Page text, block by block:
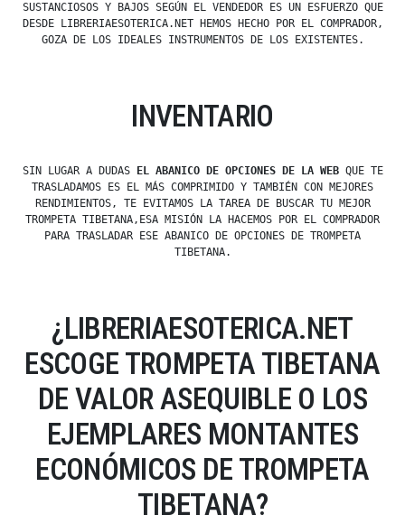
SUSTANCIOSOS Y BAJOS SEGÚN EL VENDEDOR ES UN ESFUERZO QUE
DESDE LIBRERIAESOTERICA.NET HEMOS HECHO POR EL COMPRADOR,
GOZA DE LOS IDEALES INSTRUMENTOS DE LOS EXISTENTES.
INVENTARIO
SIN LUGAR A DUDAS EL ABANICO DE OPCIONES DE LA WEBQUE TE
TRASLADAMOS ES EL MÁS COMPRIMIDO Y TAMBIÉN CON MEJORES
RENDIMIENTOS, TE EVITAMOS LA TAREA DE BUSCAR TU MEJOR
TROMPETA TIBETANA,ESA MISIÓN LA HACEMOS POR EL COMPRADOR
PARA TRASLADAR ESE ABANICO DE OPCIONES DE TROMPETA
TIBETANA.
¿LIBRERIAESOTERICA.NET
ESCOGE TROMPETA TIBETANA
DE VALOR ASEQUIBLE O LOS
EJEMPLARES MONTANTES
ECONÓMICOS DE TROMPETA
TIBETANA?